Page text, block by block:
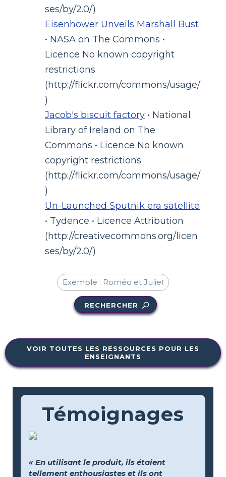
ses/by/2.0/)
Eisenhower Unveils Marshall Bust
• NASA on The Commons •
Licence No known copyright
restrictions
(http://flickr.com/commons/usage/
)
Jacob's biscuit factory • National
Library of Ireland on The
Commons • Licence No known
copyright restrictions
(http://flickr.com/commons/usage/
)
Un-Launched Sputnik era satellite
• Tydence • Licence Attribution
(http://creativecommons.org/licen
ses/by/2.0/)
RECHERCHER
VOIR TOUTES LES RESSOURCES POUR LES
ENSEIGNANTS
Témoignages
« En utilisant le produit, ils étaient
tellement enthousiastes et ils ont